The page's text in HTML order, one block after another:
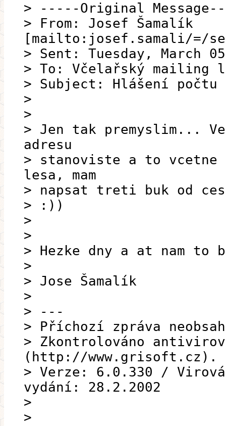
> -----Original
> From: Josef Šamalík
[mailto:josef.samali/=/
> Sent: Tuesday, March
> To: Včelařský mailing
> Subject: Hlášení
>
>
> Jen tak premyslim...
adresu
> stanoviste a to vcetne
lesa, mam
> napsat treti buk od
> :))
>
>
> Hezke dny a at nam to
>
> Jose Šamalík
>
> ---
> Příchozí zpráva
> Zkontrolováno
(http://www.grisoft.cz).
> Verze: 6.0.330 /
vydání: 28.2.2002
>
>